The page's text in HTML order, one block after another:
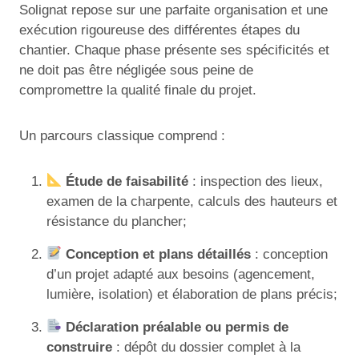
Solignat repose sur une parfaite organisation et une
exécution rigoureuse des différentes étapes du
chantier. Chaque phase présente ses spécificités et
ne doit pas être négligée sous peine de
compromettre la qualité finale du projet.
Un parcours classique comprend :
Étude de faisabilité : inspection des lieux,
examen de la charpente, calculs des hauteurs et
résistance du plancher;
Conception et plans détaillés : conception
d’un projet adapté aux besoins (agencement,
lumière, isolation) et élaboration de plans précis;
Déclaration préalable ou permis de
construire : dépôt du dossier complet à la